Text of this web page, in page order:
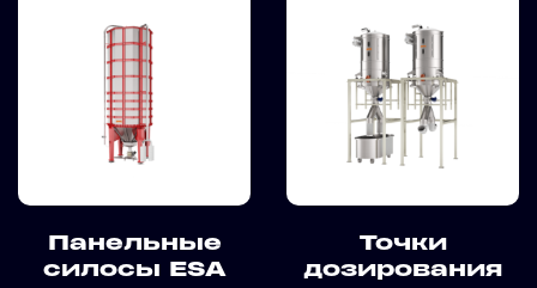
Панельные
силосы ESA
Точки
дозирования